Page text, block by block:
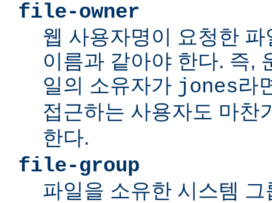
file-owner
웹 사용자명이 요청한
이름과 같아야 한다. 즉,
일의 소유자가 jones라
접근하는 사용자도 마찬
한다.
file-group
파일을 소유한 시스템 그